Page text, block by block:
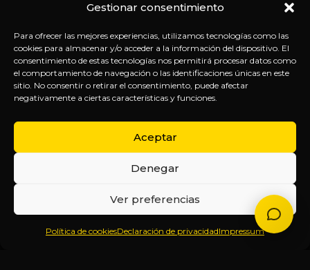
Gestionar consentimiento
Para ofrecer las mejores experiencias, utilizamos tecnologías como las
cookies para almacenar y/o acceder a la información del dispositivo. El
consentimiento de estas tecnologías nos permitirá procesar datos como
el comportamiento de navegación o las identificaciones únicas en este
sitio. No consentir o retirar el consentimiento, puede afectar
negativamente a ciertas características y funciones.
Aceptar
Denegar
Ver preferencias
Política de cookiesDeclaración de privacidadImpressum
Mantente informado
sobre la agenda de
eventos, nuevas
publicaciones y
actualizaciones de tu
suscripción.
Inicio
Sobre
Política
de
SÍGUENOS